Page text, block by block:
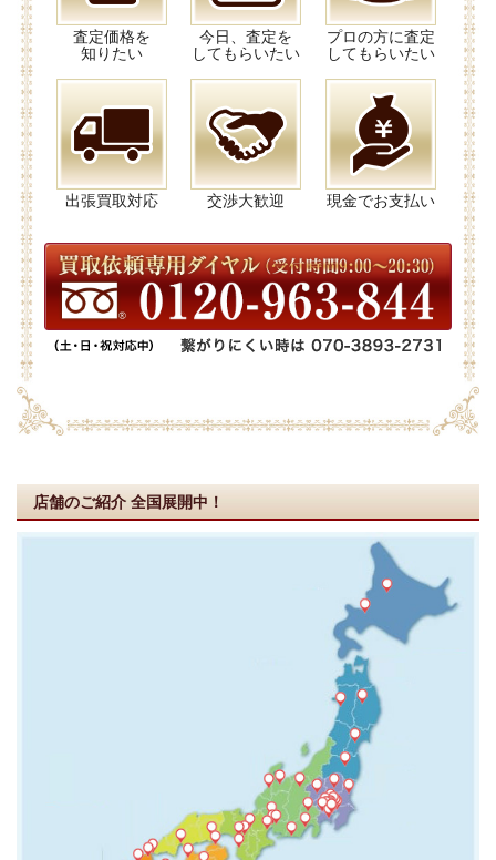
査定価格を
知りたい
今日、査定を
してもらいたい
プロの方に査定
してもらいたい
出張買取対応 交渉大歓迎 現金でお支払い
店舗のご紹介 全国展開中！